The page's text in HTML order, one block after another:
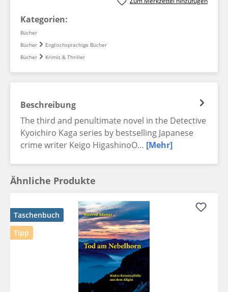
Kategorien:
Bücher
Bücher
Englischsprachige Bücher
Bücher
Krimis & Thriller
Beschreibung
The third and penultimate novel in the Detective
Kyoichiro Kaga series by bestselling Japanese
crime writer Keigo HigashinoO… [Mehr]
Ähnliche Produkte
Taschenbuch
Tipp